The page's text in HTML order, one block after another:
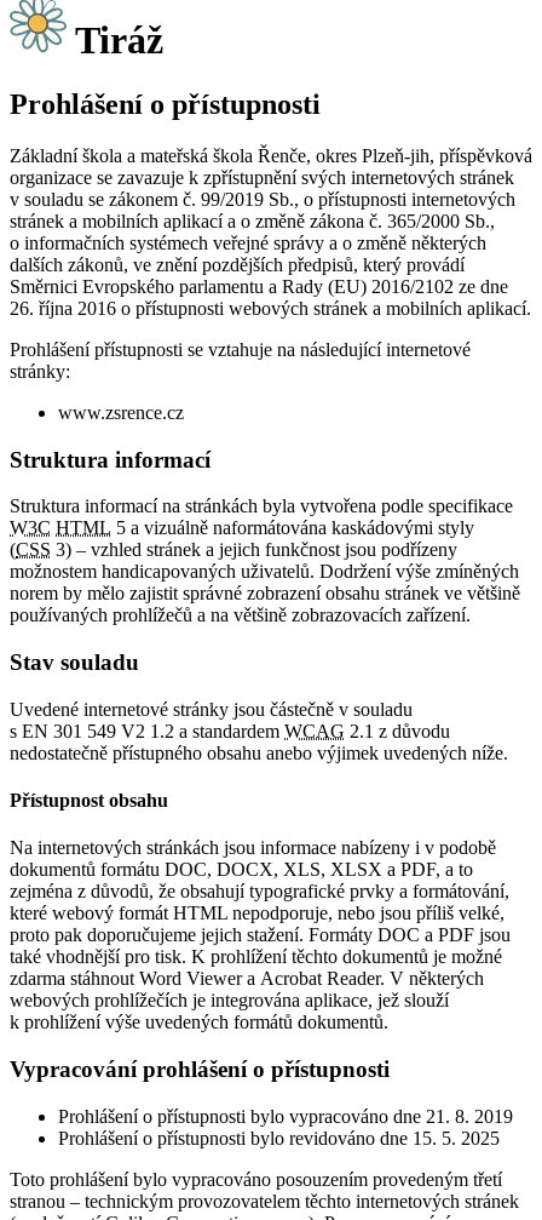
Tiráž
Prohlášení o přístupnosti
Základní škola a mateřská škola Řenče, okres Plzeň-jih, příspěvková
organizace se zavazuje k zpřístupnění svých internetových stránek
v souladu se zákonem č. 99/2019 Sb., o přístupnosti internetových
stránek a mobilních aplikací a o změně zákona č. 365/2000 Sb.,
o informačních systémech veřejné správy a o změně některých
dalších zákonů, ve znění pozdějších předpisů, který provádí
Směrnici Evropského parlamentu a Rady (EU) 2016/2102 ze dne
26. října 2016 o přístupnosti webových stránek a mobilních aplikací.
Prohlášení přístupnosti se vztahuje na následující internetové
stránky:
www.zsrence.cz
Struktura informací
Struktura informací na stránkách byla vytvořena podle specifikace
W3C HTML 5 a vizuálně naformátována kaskádovými styly
(CSS 3) – vzhled stránek a jejich funkčnost jsou podřízeny
možnostem handicapovaných uživatelů. Dodržení výše zmíněných
norem by mělo zajistit správné zobrazení obsahu stránek ve většině
používaných prohlížečů a na většině zobrazovacích zařízení.
Stav souladu
Uvedené internetové stránky jsou částečně v souladu
s EN 301 549 V2 1.2 a standardem WCAG 2.1 z důvodu
nedostatečně přístupného obsahu anebo výjimek uvedených níže.
Přístupnost obsahu
Na internetových stránkách jsou informace nabízeny i v podobě
dokumentů formátu DOC, DOCX, XLS, XLSX a PDF, a to
zejména z důvodů, že obsahují typografické prvky a formátování,
které webový formát HTML nepodporuje, nebo jsou příliš velké,
proto pak doporučujeme jejich stažení. Formáty DOC a PDF jsou
také vhodnější pro tisk. K prohlížení těchto dokumentů je možné
zdarma stáhnout Word Viewer a Acrobat Reader. V některých
webových prohlížečích je integrována aplikace, jež slouží
k prohlížení výše uvedených formátů dokumentů.
Vypracování prohlášení o přístupnosti
Prohlášení o přístupnosti bylo vypracováno dne 21. 8. 2019
Prohlášení o přístupnosti bylo revidováno dne 15. 5. 2025
Toto prohlášení bylo vypracováno posouzením provedeným třetí
stranou – technickým provozovatelem těchto internetových stránek